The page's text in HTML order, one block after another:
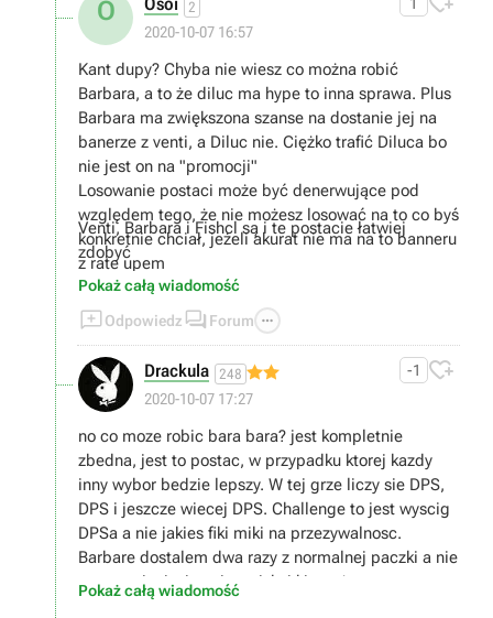
O 2
2020-10-07 16:57
1
Kant dupy? Chyba nie wiesz co można robić
Barbara, a to że diluc ma hype to inna sprawa. Plus
Barbara ma zwiększona szanse na dostanie jej na
banerze z venti, a Diluc nie. Ciężko trafić Diluca bo
nie jest on na "promocji"
Losowanie postaci może być denerwujące pod
względem tego, że nie możesz losować na to co byś
konkretnie chciał, jeżeli akurat nie ma na to banneru
z rate upem
Venti, Barbara i Fishcl są i te postacie łatwiej
zdobyć
Pokaż całą wiadomość
Odpowiedz  Forum 
Drackula 248
2020-10-07 17:27
-1 
no co moze robic bara bara? jest kompletnie
zbedna, jest to postac, w przypadku ktorej kazdy
inny wybor bedzie lepszy. W tej grze liczy sie DPS,
DPS i jeszcze wiecej DPS. Challenge to jest wyscig
DPSa a nie jakies fiki miki na przezywalnosc.
Barbare dostalem dwa razy z normalnej paczki a nie
promocyjnej wiec nie wciskaj kitow ;)
Pokaż całą wiadomość